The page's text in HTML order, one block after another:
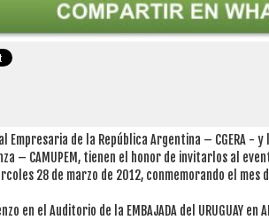
Empresaria de la República Argentina – CGERA -
– CAMUPEM, tienen el honor de invitarlos al evento
28 de marzo de 2012, conmemorando el mes
en el Auditorio de la EMBAJADA del URUGUAY